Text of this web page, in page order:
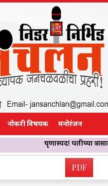
नोकरी विषयक मनोरंजन
घृणास्पद! पतीच्या त्रासाला कंटाळून
PDF